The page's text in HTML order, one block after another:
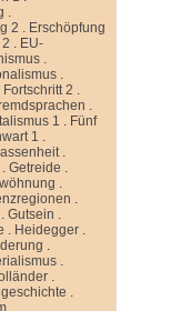
.
2 . Erschöpfung
. EU-
.
.
Fortschritt 2 .
.
1 . Fünf
1 .
.
.Getreide .
.
.
.Gutsein .
. Heidegger .
.
.
.
.
.